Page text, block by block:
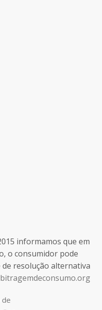
informamos que em
o consumidor pode
resolução alternativa